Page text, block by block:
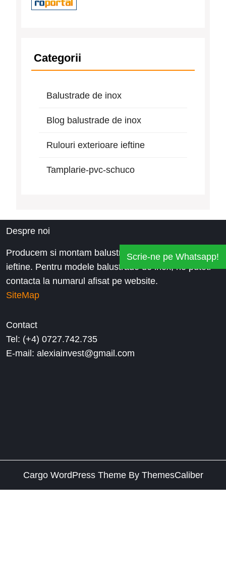
Categorii
Balustrade de inox
Blog balustrade de inox
Rulouri exterioare ieftine
Tamplarie-pvc-schuco
Despre noi
Producem si montam balustrade inox la preturi
ieftine. Pentru modele balustrade de inox, ne puteti
contacta la numarul afisat pe website.
SiteMap
Contact
Tel: (+4) 0727.742.735
E-mail: alexiainvest@gmail.com
Cargo WordPress ThemeBy ThemesCaliber
Scrie-ne pe Whatsapp!